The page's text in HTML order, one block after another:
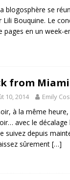
blogosphère se
Lili Bouquine. Le
pages en un week-
from Miami
10, 2014 Emily
à la même
avec le décalage
suivez depuis
sûrement […]